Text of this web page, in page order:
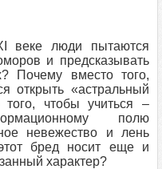
веке люди пытаются
и предсказывать
Почему вместо того,
открыть «астральный
чтобы учиться –
полю
невежество и лень
бред носит еще и
характер?